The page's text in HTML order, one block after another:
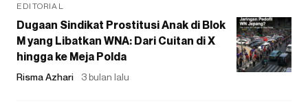
EDITORIAL
Dugaan Sindikat Prostitusi Anak di Blok
M yang Libatkan WNA: Dari Cuitan di X
hingga ke Meja Polda
Risma Azhari 3 bulan lalu